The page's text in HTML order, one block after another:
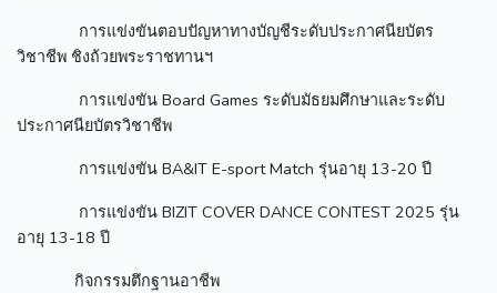
การแข่งขันตอบปัญหาทางบัญชีระดับประกาศนียบัตร
วิชาชีพ ชิงถ้วยพระราชทานฯ
การแข่งขัน Board Games ระดับมัธยมศึกษาและระดับ
ประกาศนียบัตรวิชาชีพ
การแข่งขัน BA&IT E-sport Match รุ่นอายุ 13-20 ปี
การแข่งขัน BIZIT COVER DANCE CONTEST 2025 รุ่น
อายุ 13-18 ปี
กิจกรรมตึกฐานอาชีพ